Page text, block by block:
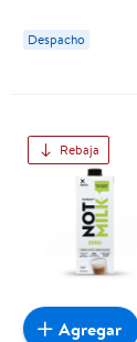
NotCo
Despacho
Rebaja
Agregar